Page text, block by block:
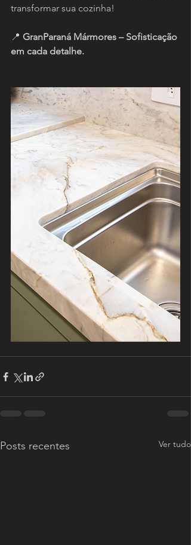
transformar sua cozinha!
📍 GranParaná Mármores – Sofisticação
em cada detalhe.
Posts recentes Ver tudo